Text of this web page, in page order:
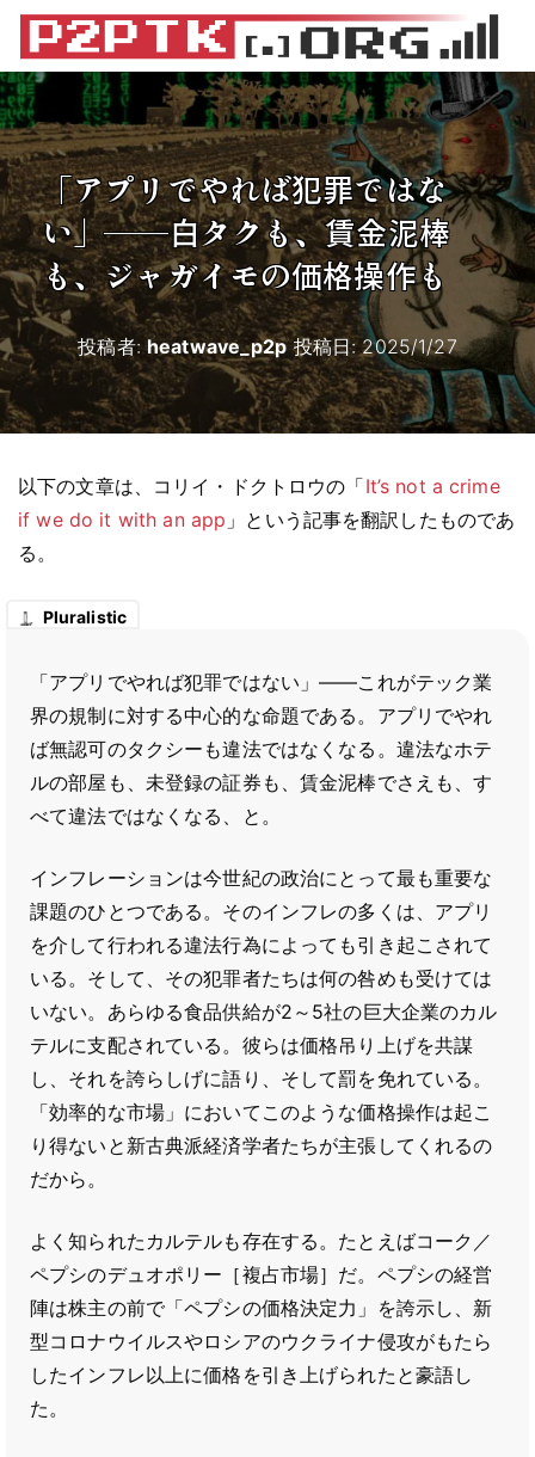
「アプリでやれば犯罪ではな
い」――白タクも、賃金泥棒
も、ジャガイモの価格操作も
投稿者:heatwave_p2p投稿日:2025/1/27
以下の文章は、コリイ・ドクトロウの「It’s not a crime
if we do it with an app 」という記事を翻訳したものであ
る。
Pluralistic
「アプリでやれば犯罪ではない」――これがテック業
界の規制に対する中心的な命題である。アプリでやれ
ば無認可のタクシーも違法ではなくなる。違法なホテ
ルの部屋も、未登録の証券も、賃金泥棒でさえも、す
べて違法ではなくなる、と。
インフレーションは今世紀の政治にとって最も重要な
課題のひとつである。そのインフレの多くは、アプリ
を介して行われる違法行為によっても引き起こされて
いる。そして、その犯罪者たちは何の咎めも受けては
いない。あらゆる食品供給が2～5社の巨大企業のカル
テルに支配されている。彼らは価格吊り上げを共謀
し、それを誇らしげに語り、そして罰を免れている。
「効率的な市場」においてこのような価格操作は起こ
り得ないと新古典派経済学者たちが主張してくれるの
だから。
よく知られたカルテルも存在する。たとえばコーク／
ペプシのデュオポリー［複占市場］だ。ペプシの経営
陣は株主の前で「ペプシの価格決定力」を誇示し、新
型コロナウイルスやロシアのウクライナ侵攻がもたら
したインフレ以上に価格を引き上げられたと豪語し
た。